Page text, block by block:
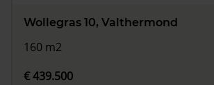
Wollegras 10, Valthermond
160 m2
€ 439.500